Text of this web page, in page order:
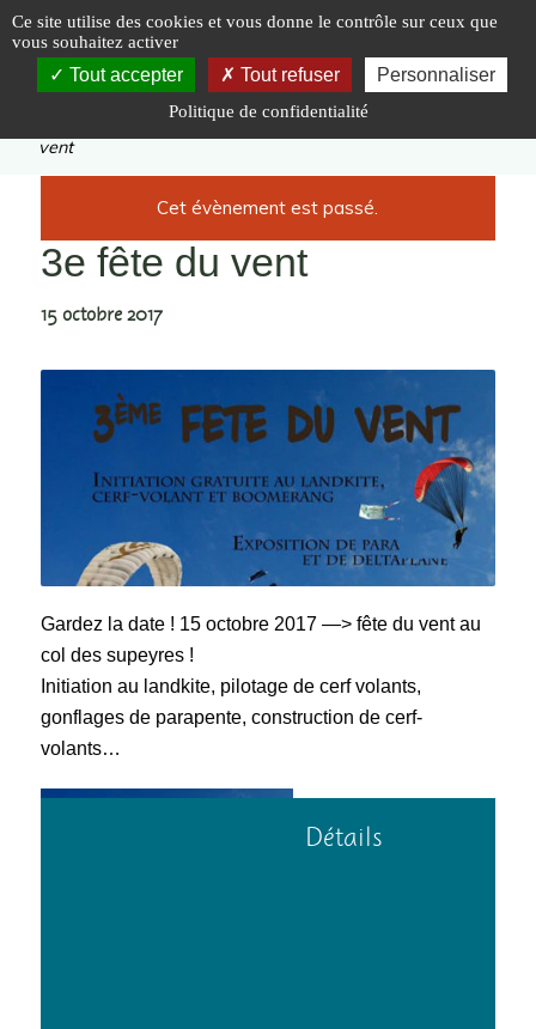
Accueil | Évènements |3e fête du
vent
Cet évènement est passé.
3e fête du vent
15 octobre 2017
Gardez la date ! 15 octobre 2017 —> fête du vent au
col des supeyres !
Initiation au landkite, pilotage de cerf volants,
gonflages de parapente, construction de cerf-
volants…
Détails
Panneau de gestion des cookies
Ce site utilise des cookies et vous donne le contrôle sur ceux que
vous souhaitez activer
Tout accepter Tout refuser Personnaliser
Politique de confidentialité